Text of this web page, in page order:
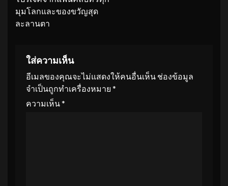
มุมโลกและของขวัญสุด
ละลานตา
ใส่ความเห็น
อีเมลของคุณจะไม่แสดงให้คนอื่นเห็น ช่องข้อมูล
จำเป็นถูกทำเครื่องหมาย *
ความเห็น*